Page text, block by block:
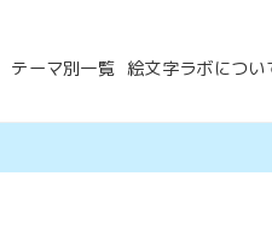
テーマ別一覧 絵文字ラボについ